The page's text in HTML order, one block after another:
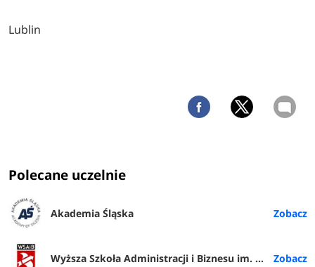
Lublin
Polecane uczelnie
Akademia Śląska
Wyższa Szkoła Administracji i Biznesu im. E. Kwiatkowskiego w Gdyni